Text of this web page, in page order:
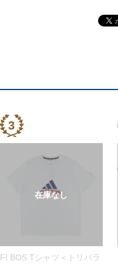
FI BOS Tシャツ＜トリパラ